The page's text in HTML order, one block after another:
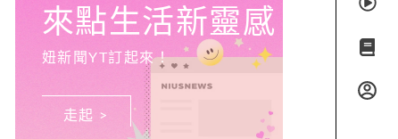
來點生活新靈感
妞新聞YT訂起來！
走起 >